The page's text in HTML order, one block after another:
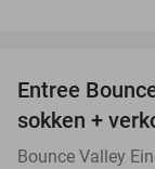
Entree
sokken +
Bounce Valley